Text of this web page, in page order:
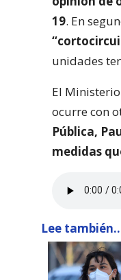
19. En
unidades
El
ocurre con
Pública,
medidas
Lee